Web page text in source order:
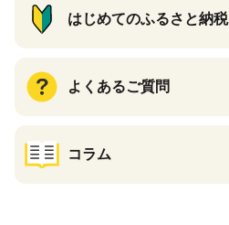
はじめてのふるさと納税
よくあるご質問
コラム